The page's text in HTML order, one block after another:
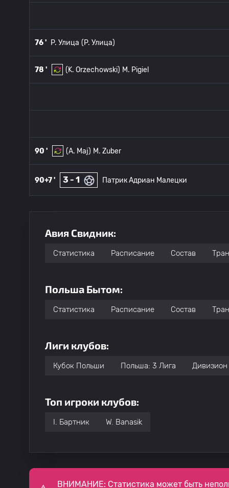
76 ' P. Улица (P. Улица)
78 ' (K. Orzechowski) M. Pigiel
90 ' (A. Maj) M. Zuber
90+7 ' 3 - 1 Патрик Адриан Малецки
Авия Свидник:
Статистика Расписание Состав
Польша Бытом:
Статистика Расписание Состав
Лиги клубов:
Кубок Польши Польша: 3 Лига Дивизион
Топ игроки клубов:
I. Бартник W. Banasik
ВНИМАНИЕ: Статистика может быть